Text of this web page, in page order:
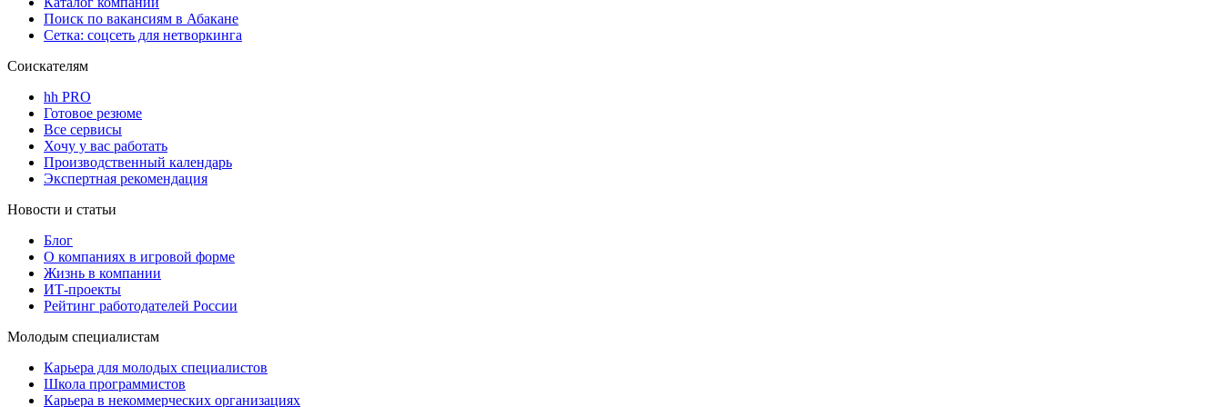
Поиск по вакансиям в Абакане
Сетка: соцсеть для нетворкинга
Соискателям
hh PRO
Готовое резюме
Все сервисы
Хочу у вас работать
Производственный календарь
Экспертная рекомендация
Новости и статьи
Блог
О компаниях в игровой форме
Жизнь в компании
ИТ-проекты
Рейтинг работодателей России
Молодым специалистам
Карьера для молодых специалистов
Школа программистов
Карьера в некоммерческих организациях